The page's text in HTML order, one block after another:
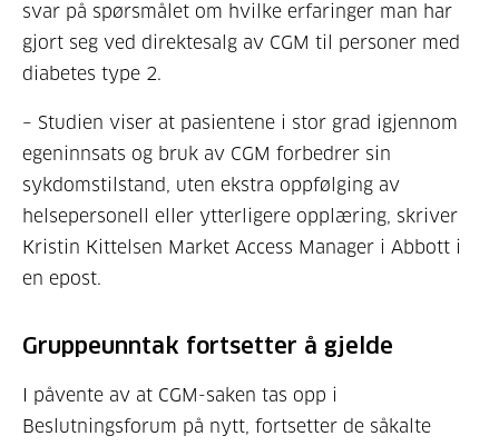
svar på spørsmålet om hvilke erfaringer man har
gjort seg ved direktesalg av CGM til personer med
diabetes type 2.
– Studien viser at pasientene i stor grad igjennom
egeninnsats og bruk av CGM forbedrer sin
sykdomstilstand, uten ekstra oppfølging av
helsepersonell eller ytterligere opplæring, skriver
Kristin Kittelsen Market Access Manager i Abbott i
en epost.
Gruppeunntak fortsetter å gjelde
I påvente av at CGM-saken tas opp i
Beslutningsforum på nytt, fortsetter de såkalte